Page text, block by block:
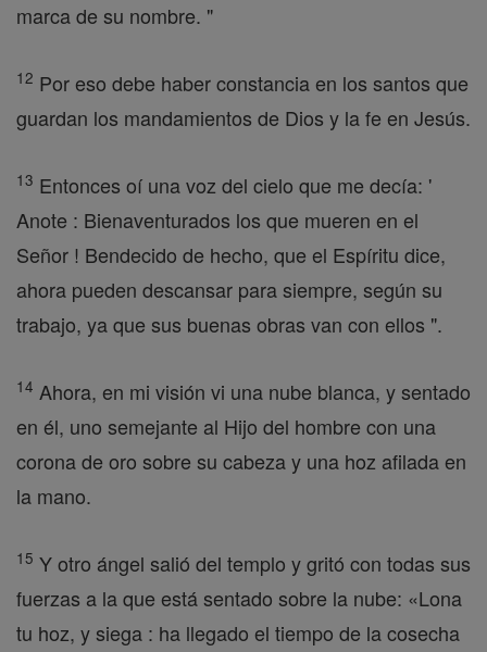
marca de su nombre. "
12 Por eso debe haber constancia en los santos que
guardan los mandamientos de Dios y la fe en Jesús.
13 Entonces oí una voz del cielo que me decía: '
Anote : Bienaventurados los que mueren en el
Señor ! Bendecido de hecho, que el Espíritu dice,
ahora pueden descansar para siempre, según su
trabajo, ya que sus buenas obras van con ellos ".
14 Ahora, en mi visión vi una nube blanca, y sentado
en él, uno semejante al Hijo del hombre con una
corona de oro sobre su cabeza y una hoz afilada en
la mano.
15 Y otro ángel salió del templo y gritó con todas sus
fuerzas a la que está sentado sobre la nube: «Lona
tu hoz, y siega : ha llegado el tiempo de la cosecha